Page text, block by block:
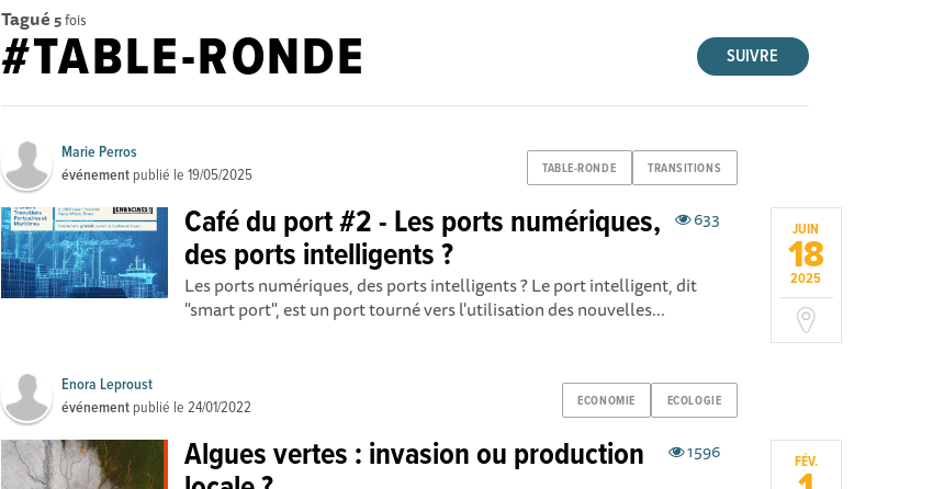
Tagué 5fois
SUIVRE
#TABLE-RONDE
TABLE-RONDE TRANSITIONS
Marie Perros
événement publié le19/05/2025
JUIN
18
2025
633
Café du port #2 - Les ports numériques,
des ports intelligents ?
Les ports numériques, des ports intelligents ? Le port intelligent, dit
"smart port", est un port tourné vers l'utilisation des nouvelles...
ECONOMIE ECOLOGIE
Enora Leproust
événement publié le24/01/2022
FÉV.
1596
Algues vertes : invasion ou production